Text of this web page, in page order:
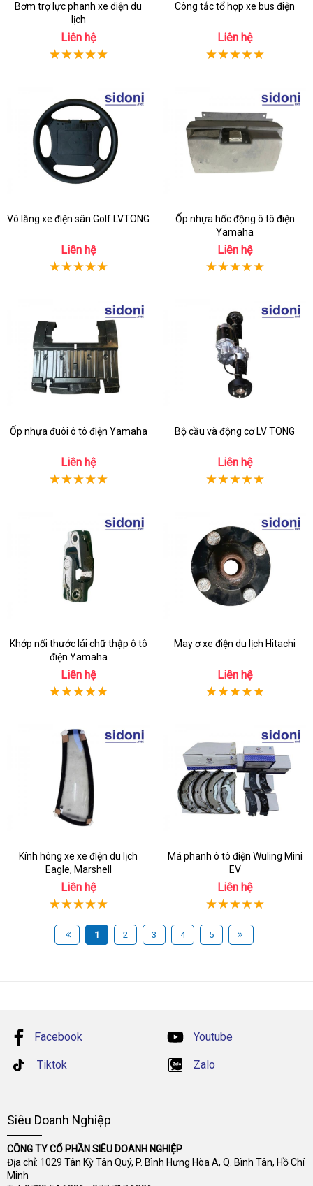
Bơm trợ lực phanh xe diện du
lịch
Liên hệ
Công tắc tổ hợp xe bus điện
Liên hệ
Vô lăng xe điện sân Golf LVTONG
Liên hệ
Ốp nhựa hốc động ô tô điện
Yamaha
Liên hệ
Ốp nhựa đuôi ô tô điện Yamaha
Liên hệ
Bộ cầu và động cơ LV TONG
Liên hệ
Khớp nối thước lái chữ thập ô tô
điện Yamaha
Liên hệ
May ơ xe điện du lịch Hitachi
Liên hệ
Kính hông xe xe điện du lịch
Eagle, Marshell
Liên hệ
Má phanh ô tô điện Wuling Mini
EV
Liên hệ
1 2 3 4 5
Facebook Youtube
Tiktok Zalo
Siêu Doanh Nghiệp
CÔNG TY CỔ PHẦN SIÊU DOANH NGHIỆP
Địa chỉ: 1029 Tân Kỳ Tân Quý, P. Bình Hưng Hòa A, Q. Bình Tân, Hồ Chí
Minh